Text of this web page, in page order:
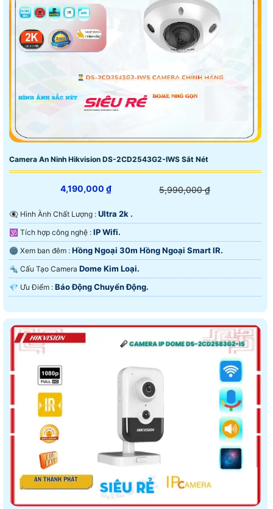
Camera An Ninh Hikvision DS-2CD2543G2-IWS Sắt Nét
4,190,000 ₫ 5,990,000 ₫
👁️‍🗨 Hình Ành Chất Lượng : Ultra 2k .
🕉️ Tích hợp công nghệ : IP Wifi.
🌚 Xem ban đêm : Hồng Ngoại 30m Hồng Ngoại Smart IR.
🔩 Cấu Tạo Camera Dome Kim Loại.
️💎 Ưu Điểm : Báo Động Chuyển Động.